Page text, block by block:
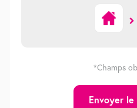
*Champs
Envoyer le